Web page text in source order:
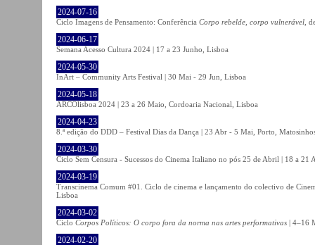
2024-07-16
Ciclo Imagens de Pensamento: Conferência Corpo rebelde, corpo vulnerável ,
2024-06-17
Semana Acesso Cultura 2024 | 17 a 23 Junho, Lisboa
2024-05-30
InArt – Community Arts Festival | 30 Mai - 29 Jun, Lisboa
2024-05-18
ARCOlisboa 2024 | 23 a 26 Maio, Cordoaria Nacional, Lisboa
2024-04-23
8.ª edição do DDD – Festival Dias da Dança | 23 Abr - 5 Mai, Porto,
2024-03-30
Ciclo Sem Censura - Sucessos do Cinema Italiano no pós 25 de Abril | 18 a
2024-03-19
Transcinema Comum #01. Ciclo de cinema e lançamento do colectivo de
Lisboa
2024-03-02
Ciclo Corpos Políticos: O corpo fora da norma nas artes performativas | 4–16
2024-02-20